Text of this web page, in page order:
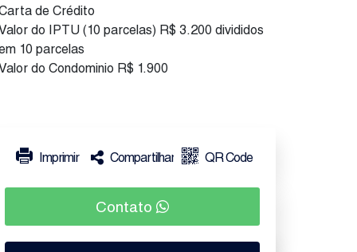
de Crédito
do IPTU (10 parcelas) R$ 3.200 divididos
10 parcelas
do Condominio R$ 1.900
Imprimir Compartilhar QR Code
Contato